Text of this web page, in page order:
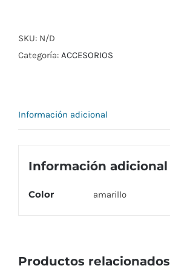
MARES
MOD
SKU: N/D
Categoría: ACCESORIOS
Información adicional
Información adicional
Color amarillo
Productos relacionados